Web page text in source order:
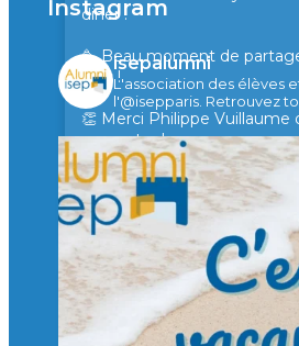
diner !
🥳 Beau moment de
rires !
👏 Merci Philippe
rencontre !
il y a 2 mois
Voir sur Facebook · Partager
🙏 Soutenez l’Isep via la
et contribuons ensemble à
d’ingénieurs de demain. 🙏
Instagram
isepalumni
L'association des élèves
l'@isepparis. Retrouvez